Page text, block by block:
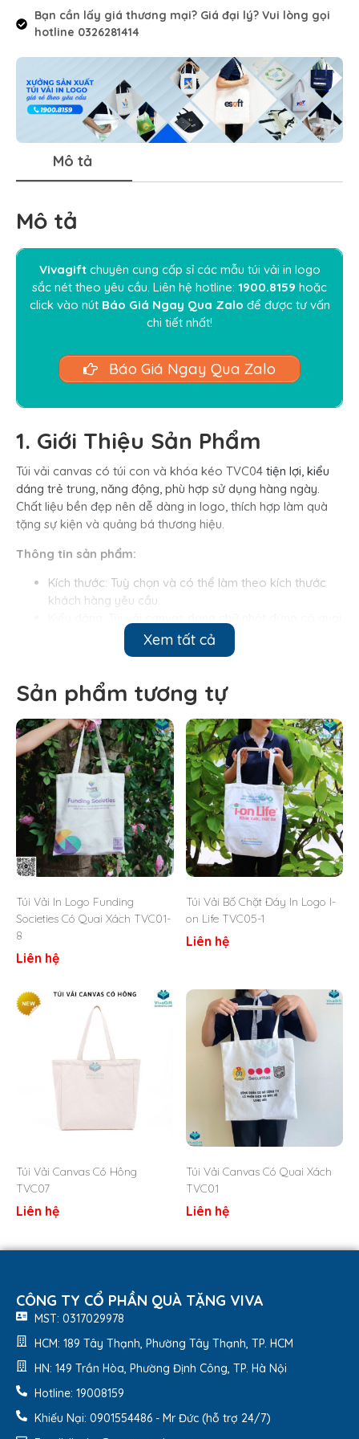
Bạn cần lấy giá thương mại? Giá đại lý? Vui lòng gọi
hotline 0326281414
Mô tả
Mô tả
Vivagiftchuyên cung cấp sỉ các mẫu túi vải in logo
sắc nét theo yêu cầu. Liên hệ hotline: 1900.8159 hoặc
click vào nút Báo Giá Ngay Qua Zalo để được tư vấn
chi tiết nhất!
Báo Giá Ngay Qua Zalo
1. Giới Thiệu Sản Phẩm
Túi vải canvas có túi con và khóa kéo TVC04 tiện lợi, kiểu
dáng trẻ trung, năng động, phù hợp sử dụng hàng ngày.
Chất liệu bền đẹp nên dễ dàng in logo, thích hợp làm quà
tặng sự kiện và quảng bá thương hiệu.
Thông tin sản phẩm:
Kích thước: Tuỳ chọn và có thể làm theo kích thước
khách hàng yêu cầu.
xách, có ngăn trong.
Màu sắc: Trắng sữa.
Công nghệ in logo: In lụa, in chuyển nhiệt…
Túi Vải Canvas Có Túi Con Bên Trong In Logo TVC04 –
Xem tất cả
Sản phẩm tương tự
Túi Vải In Logo Funding
Societies Có Quai Xách TVC01-
8
Liên hệ
Túi Vải Bố Chặt Đáy In Logo I-
on Life TVC05-1
Liên hệ
Túi Vải Canvas Có Hông
TVC07
Liên hệ
Túi Vải Canvas Có Quai Xách
TVC01
Liên hệ
CÔNG TY CỔ PHẦN QUÀ TẶNG VIVA
MST: 0317029978
HCM: 189 Tây Thạnh, Phường Tây Thạnh, TP. HCM
HN: 149 Trần Hòa, Phường Định Công, TP. Hà Nội
Hotline: 19008159
Khiếu Nại: 0901554486 - Mr Đức (hỗ trợ 24/7)